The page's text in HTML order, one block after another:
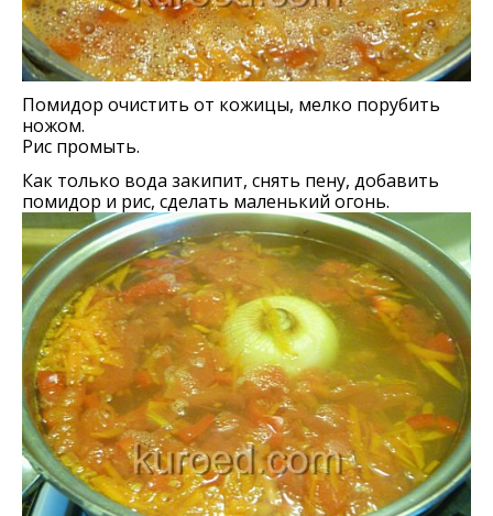
Помидор очистить от кожицы, мелко порубить
ножом.
Рис промыть.
Как только вода закипит, снять пену, добавить
помидор и рис, сделать маленький огонь.